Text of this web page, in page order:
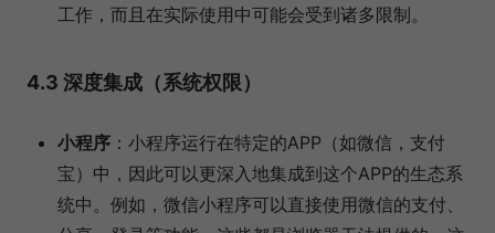
工作，而且在实际使用中可能会受到诸多限制。
4.3 深度集成（系统权限）
小程序 ：小程序运行在特定的APP（如微信，支付
宝）中，因此可以更深入地集成到这个APP的生态系
统中。例如，微信小程序可以直接使用微信的支付、